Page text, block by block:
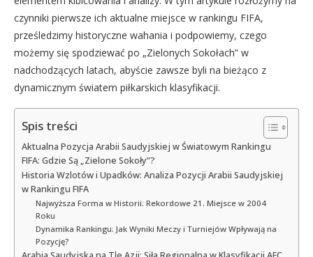
czynniki pierwsze ich aktualne miejsce w rankingu FIFA,
prześledzimy historyczne wahania i podpowiemy, czego
możemy się spodziewać po „Zielonych Sokołach” w
nadchodzących latach, abyście zawsze byli na bieżąco z
dynamicznym światem piłkarskich klasyfikacji.
Spis treści
Aktualna Pozycja Arabii Saudyjskiej w Światowym Rankingu
FIFA: Gdzie Są „Zielone Sokoły”?
Historia Wzlotów i Upadków: Analiza Pozycji Arabii Saudyjskiej
w Rankingu FIFA
Najwyższa Forma w Historii: Rekordowe 21. Miejsce w 2004
Roku
Dynamika Rankingu: Jak Wyniki Meczy i Turniejów Wpływają na
Pozycję?